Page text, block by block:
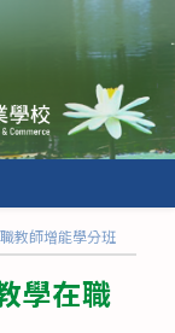
教師增能學分班
學在職